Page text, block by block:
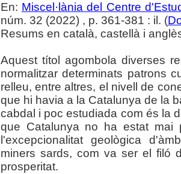
En: Miscel·lània del Centre
núm. 32 (2022) , p. 361-381 : il. (
Resums en català, castellà i
Aquest títol agombola diverses
normalitzar determinats patrons
relleu, entre altres, el nivell de
que hi havia a la Catalunya de la
cabdal i poc estudiada com és la
que Catalunya no ha estat mai
l'excepcionalitat geològica
miners sards, com va ser el filó
prosperitat.